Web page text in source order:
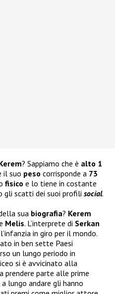
? Sappiamo che è alto 1
il suo peso corrisponde a 73
fisico e lo tiene in costante
gli scatti dei suoi profili social.
sua biografia? Kerem
Melis. L’interprete di Serkan
in giro per il mondo.
in ben sette Paesi
un lungo periodo in
si è avvicinato alla
prendere parte alle prime
lungo andare gli hanno